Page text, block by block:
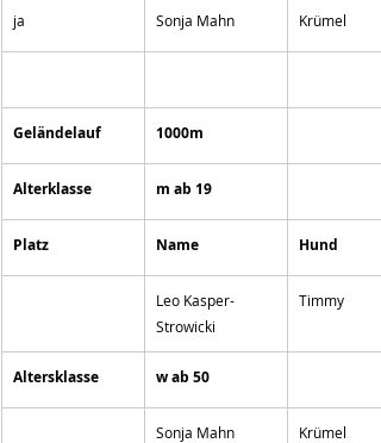
ja Sonja Mahn Krümel
Geländelauf 1000m
Alterklasse m ab 19
Platz Name Hund
Leo Kasper-
Strowicki
Timmy
Altersklasse w ab 50
Sonja Mahn Krümel